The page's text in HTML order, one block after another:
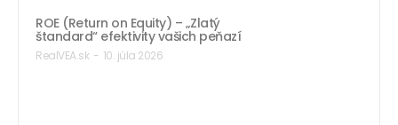
ROE (Return on Equity) – „Zlatý
štandard“ efektivity vašich peňazí
RealVEA.sk - 10. júla 2026